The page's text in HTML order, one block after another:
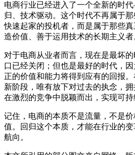
电商行业已经进入了一个全新的时
归、技术驱动。这个时代不再属于
快速起家的投机者，而是属于那些
造价值、善于运用技术的长期主义者
对于电商从业者而言，现在是最坏
口已经关闭；但也是最好的时代，
正的价值和能力将得到应有的回报
新阶段，唯有放下对过去的执念，
在激烈的竞争中脱颖而出，实现可持
记住，电商的本质不是流量，不是
值。回归这个本质，才能在行业的
航向。